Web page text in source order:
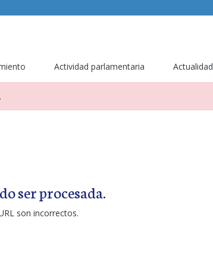
Actividad parlamentaria Actualidad
ser procesada.
son incorrectos.